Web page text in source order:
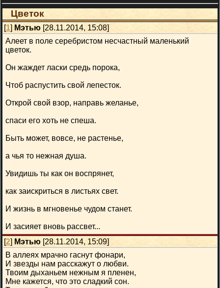
Цветок
[1] Мэтью [28.11.2014, 15:08]
Алеет в поле серебристом несчастный маленький
цветок.
Он жаждет ласки средь порока,
Чтоб распустить свой лепесток.
Открой свой взор, направь желанье,
спаси его хоть не спеша.
Быть может, вовсе, не растенье,
а чья то нежная душа.
Увидишь ты как он воспрянет,
как заискриться в листьях свет.
И жизнь в мгновенье чудом станет.
И засияет вновь рассвет...
[2] Мэтью [28.11.2014, 15:09]
В аллеях мрачно гаснут фонари,
И звезды нам расскажут о любви.
Твоим дыханьем нежным я пленен,
Мне кажется, что это сладкий сон.